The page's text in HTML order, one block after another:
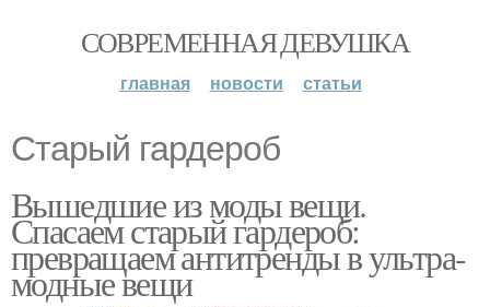
СОВРЕМЕННАЯ ДЕВУШКА
главная новости статьи
Старый гардероб
Вышедшие из моды вещи.
Спасаем старый гардероб:
превращаем антитренды в ультра-
модные вещи